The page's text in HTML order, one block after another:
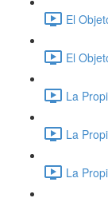
El
El
La
La
La